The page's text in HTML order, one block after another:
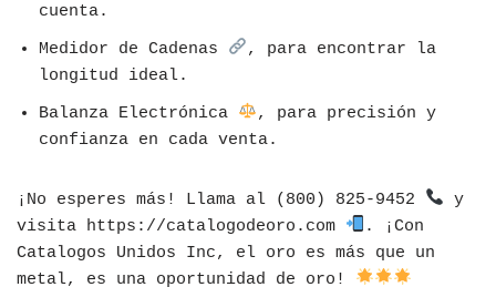
cuenta.
Medidor de Cadenas
, para encontrar la
longitud ideal.
Balanza Electrónica
, para precisión y
confianza en cada venta.
¡No esperes más! Llama al (800) 825-9452
y
visita https://catalogodeoro.com
. ¡Con
Catalogos Unidos Inc, el oro es más que un
metal, es una oportunidad de oro!